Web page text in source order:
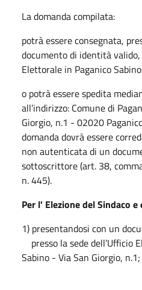
La domanda compilata:
potrà essere consegnata,
documento di identità valido,
Elettorale in Paganico
o potrà essere spedita
all’indirizzo: Comune di
Giorgio, n.1 - 02020
domanda dovrà essere
non autenticata di un
sottoscrittore (art. 38,
n. 445).
Per l' Elezione del Sindaco
1) presentandosi con un
presso la sede dell’Ufficio
Sabino - Via San Giorgio, n.1;